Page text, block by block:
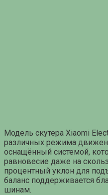
Модель скутера Xiaomi
различных режима
оснащённый системой,
равновесие даже на
процентный уклон для
баланс поддерживается
шинам.